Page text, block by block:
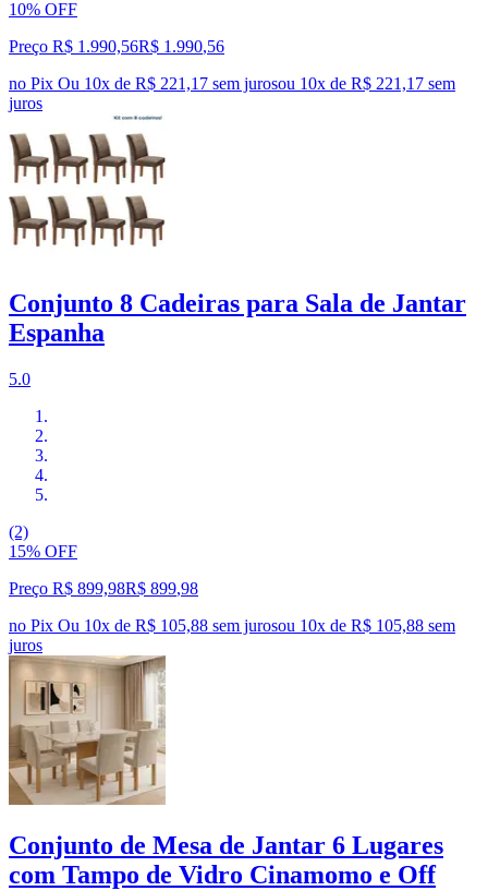
10% OFF
Preço R$ 1.990,56R$ 1.990,56
no Pix Ou 10x de R$ 221,17 sem jurosou 10x de R$ 221,17 sem
juros
Conjunto 8 Cadeiras para Sala de Jantar
Espanha
5.0
(2)
15% OFF
Preço R$ 899,98R$ 899,98
no Pix Ou 10x de R$ 105,88 sem jurosou 10x de R$ 105,88 sem
juros
Conjunto de Mesa de Jantar 6 Lugares
com Tampo de Vidro Cinamomo e Off